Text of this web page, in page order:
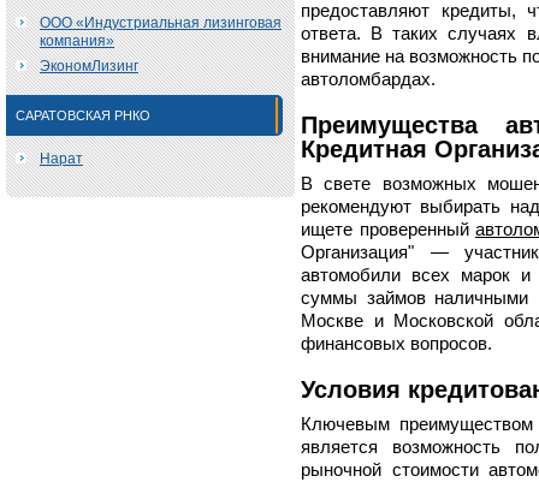
ООО «Индустриальная лизинговая
компания»
ЭкономЛизинг
САРАТОВСКАЯ РНКО
Нарат
предоставляют кредиты,
ответа. В таких случаях
внимание на возможность
автоломбардах.
Преимущества
Кредитная
В свете возможных
рекомендуют выбирать
ищете проверенный
Организация" —
автомобили всех марок и
суммы займов наличными
Москве и Московской
финансовых вопросов.
Условия
Ключевым преимуществом
является возможность
рыночной стоимости